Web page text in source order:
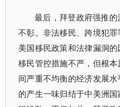
最后，拜登政府强推
不彰。非法移民、跨境犯
美国移民政策和法律漏洞
移民管控措施不严，但根
间严重不均衡的经济发展
的产生一味归结于中美洲